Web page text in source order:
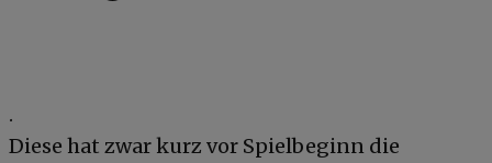
.
Diese hat zwar kurz vor Spielbeginn die